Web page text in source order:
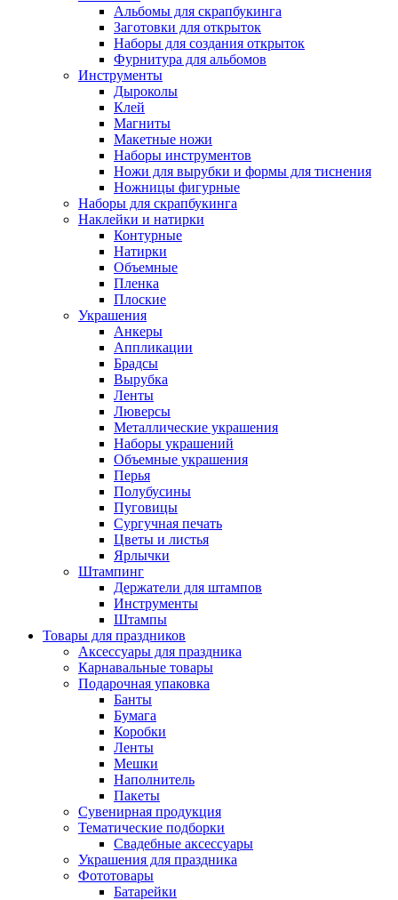
Альбомы для скрапбукинга
Заготовки для открыток
Наборы для создания открыток
Фурнитура для альбомов
Инструменты
Дыроколы
Клей
Магниты
Макетные ножи
Наборы инструментов
Ножи для вырубки и формы для тиснения
Ножницы фигурные
Наборы для скрапбукинга
Наклейки и натирки
Контурные
Натирки
Объемные
Пленка
Плоские
Украшения
Анкеры
Аппликации
Брадсы
Вырубка
Ленты
Люверсы
Металлические украшения
Наборы украшений
Объемные украшения
Перья
Полубусины
Пуговицы
Сургучная печать
Цветы и листья
Ярлычки
Штампинг
Держатели для штампов
Инструменты
Штампы
Товары для праздников
Аксессуары для праздника
Карнавальные товары
Подарочная упаковка
Банты
Бумага
Коробки
Ленты
Мешки
Наполнитель
Пакеты
Сувенирная продукция
Тематические подборки
Свадебные аксессуары
Украшения для праздника
Фототовары
Батарейки